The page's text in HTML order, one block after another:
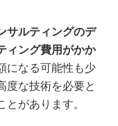
サルティングのデ
ィング費用がかか
になる可能性も少
度な技術を必要と
があります。